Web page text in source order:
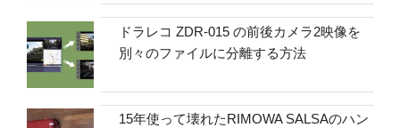
ドラレコ ZDR-015 の前後カメラ2映像を
別々のファイルに分離する方法
15年使って壊れたRIMOWA SALSAのハン